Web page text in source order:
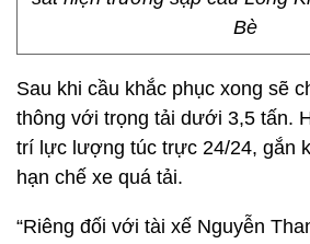
Bè
Sau khi cầu khắc phục xong sẽ
thông với trọng tải dưới 3,5 tấn.
trí lực lượng túc trực 24/24, gắn
hạn chế xe quá tải.
“Riêng đối với tài xế Nguyễn